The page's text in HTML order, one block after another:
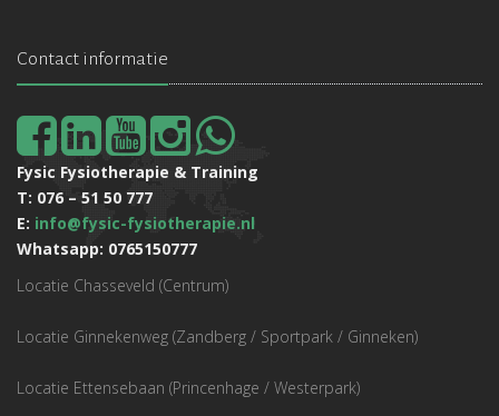
Contact informatie
Fysic Fysiotherapie & Training
T: 076 – 51 50 777
E: info@fysic-fysiotherapie.nl
Whatsapp: 0765150777
Locatie Chasseveld (Centrum)
Locatie Ginnekenweg (Zandberg / Sportpark / Ginneken)
Locatie Ettensebaan (Princenhage / Westerpark)